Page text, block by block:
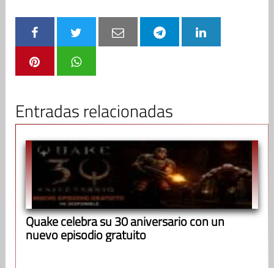
Entradas relacionadas
Quake celebra su 30 aniversario con un
nuevo episodio gratuito